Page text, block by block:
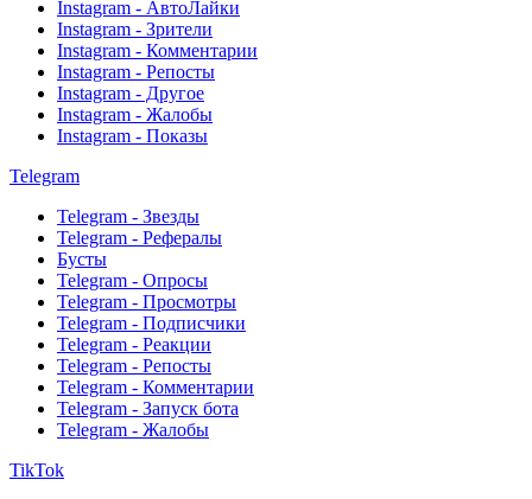
Instagram - АвтоЛайки
Instagram - Зрители
Instagram - Комментарии
Instagram - Репосты
Instagram - Другое
Instagram - Жалобы
Instagram - Показы
Telegram
Telegram - Звезды
Telegram - Рефералы
Бусты
Telegram - Опросы
Telegram - Просмотры
Telegram - Подписчики
Telegram - Реакции
Telegram - Репосты
Telegram - Комментарии
Telegram - Запуск бота
Telegram - Жалобы
TikTok